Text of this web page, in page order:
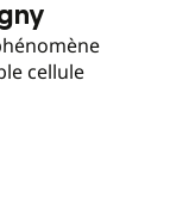
cellule